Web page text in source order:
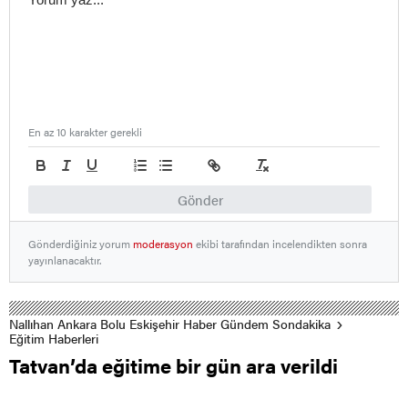
Gönder
En az 10 karakter gerekli
Gönderdiğiniz yorummoderasyon ekibi tarafından incelendikten sonra
yayınlanacaktır.
Nallıhan Ankara Bolu Eskişehir Haber Gündem Sondakika
Eğitim Haberleri
Tatvan’da eğitime bir gün ara verildi